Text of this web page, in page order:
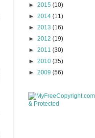
► 2015 (10)
► 2014 (11)
► 2013 (16)
► 2012 (19)
► 2011 (30)
► 2010 (35)
► 2009 (56)